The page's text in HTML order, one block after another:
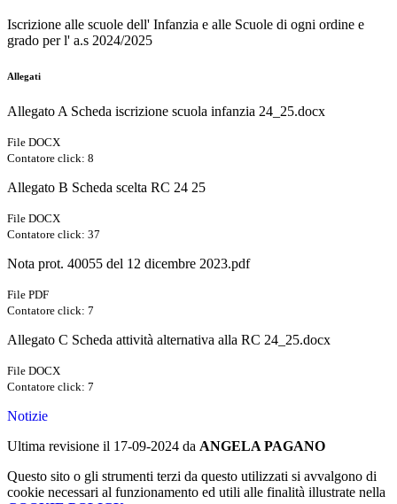
Iscrizione alle scuole dell' Infanzia e alle Scuole di ogni ordine e
grado per l' a.s 2024/2025
Allegati
Allegato A Scheda iscrizione scuola infanzia 24_25.docx
File DOCX
Contatore click: 8
Allegato B Scheda scelta RC 24 25
File DOCX
Contatore click: 37
Nota prot. 40055 del 12 dicembre 2023.pdf
File PDF
Contatore click: 7
Allegato C Scheda attività alternativa alla RC 24_25.docx
File DOCX
Contatore click: 7
Notizie
Ultima revisione il 17-09-2024 da ANGELA PAGANO
Questo sito o gli strumenti terzi da questo utilizzati si avvalgono di
cookie necessari al funzionamento ed utili alle finalità illustrate nella